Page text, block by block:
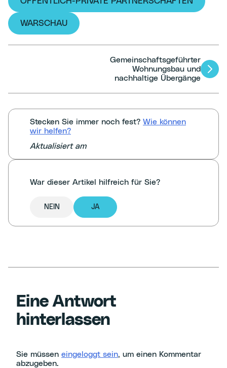
WARSCHAU
Navigation
Gemeinschaftsgeführter
Wohnungsbau und
nachhaltige Übergänge
Stecken Sie immer noch fest? Wie können
wir helfen?
Aktualisiert am
War dieser Artikel hilfreich für Sie?
NEIN JA
Eine Antwort
hinterlassen
Sie müssen eingeloggt sein, um einen Kommentar
abzugeben.